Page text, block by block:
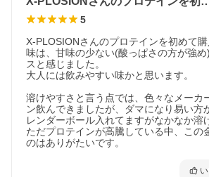
5
X-PLOSIONさんのプロテインを初めて購
味は、甘味の少ない(酸っぱさの方が強
スと感じました。
大人には飲みやすい味かと思います。
溶けやすさと言う点では、色々なメーカ
ン飲んできましたが、ダマになり易い方
レンダーボール入れてますがなかなか溶
ただプロテインが高騰している中、この
のはありがたいです。